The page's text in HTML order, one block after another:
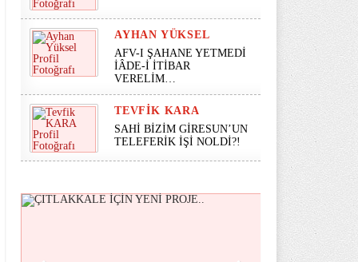
AYHAN YÜKSEL
AFV-I ŞAHANE YETMEDİ
İÂDE-İ İTİBAR
VERELİM…
TEVFIK KARA
SAHİ BİZİM GİRESUN’UN
TELEFERİK İŞİ NOLDİ?!